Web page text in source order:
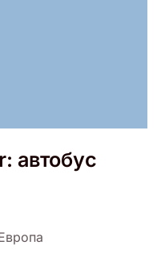
автобус